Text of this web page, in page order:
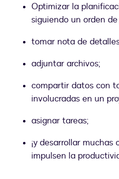
Optimizar la
siguiendo un orden
tomar nota de
adjuntar archivos;
compartir datos con
involucradas en un
asignar tareas;
¡y desarrollar muchas
impulsen la